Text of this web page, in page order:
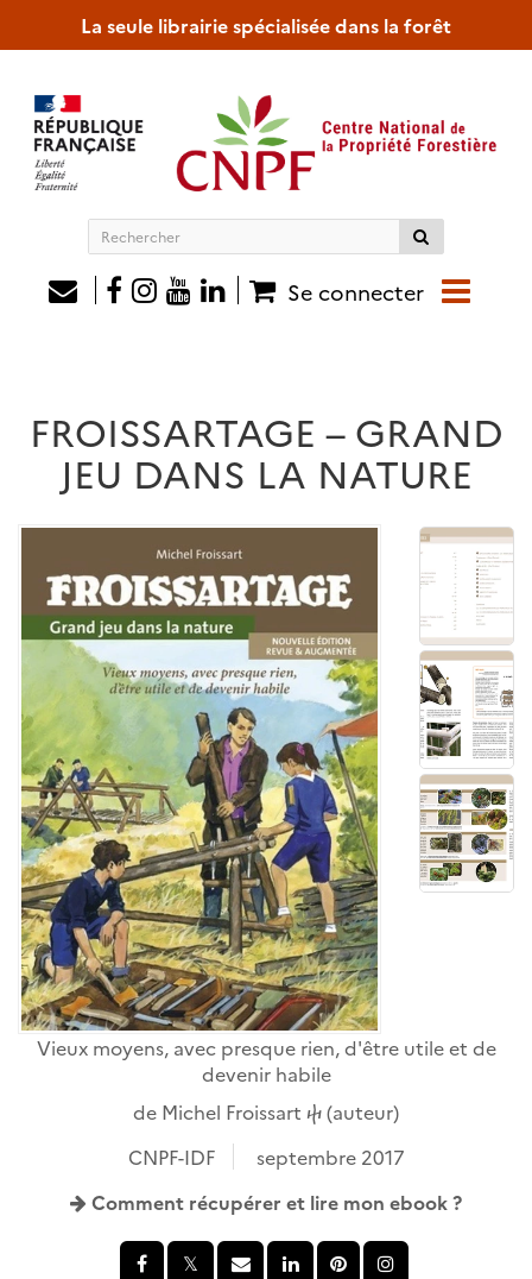
La seule librairie spécialisée dans la forêt
Rechercher
siteSe connecter
FROISSARTAGE – GRAND
JEU DANS LA NATURE
Vieux moyens, avec presque rien, d'être utile et de
devenir habile
de Michel Froissart ⴕ(auteur)
CNPF-IDF
septembre 2017
Comment récupérer et lire mon ebook ?